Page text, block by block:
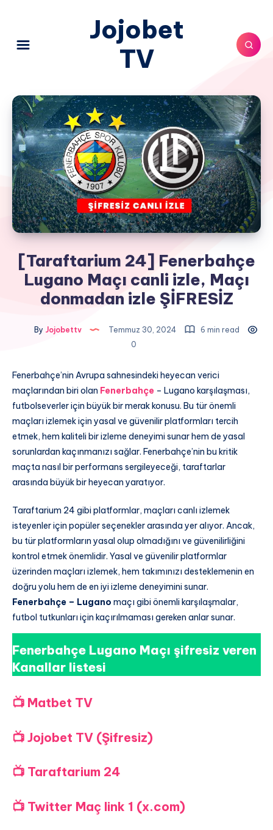
Jojobet
TV
[Taraftarium 24] Fenerbahçe
Lugano Maçı canli izle, Maçı
donmadan izle ŞİFRESİZ
By Jojobettv Temmuz 30, 2024
6 min read
0
Fenerbahçe’nin Avrupa sahnesindeki heyecan verici
maçlarından biri olan Fenerbahçe – Lugano karşılaşması,
futbolseverler için büyük bir merak konusu. Bu tür önemli
maçları izlemek için yasal ve güvenilir platformları tercih
etmek, hem kaliteli bir izleme deneyimi sunar hem de yasal
sorunlardan kaçınmanızı sağlar. Fenerbahçe’nin bu kritik
maçta nasıl bir performans sergileyeceği, taraftarlar
arasında büyük bir heyecan yaratıyor.
Taraftarium 24 gibi platformlar, maçları canlı izlemek
isteyenler için popüler seçenekler arasında yer alıyor. Ancak,
bu tür platformların yasal olup olmadığını ve güvenilirliğini
kontrol etmek önemlidir. Yasal ve güvenilir platformlar
üzerinden maçları izlemek, hem takımınızı desteklemenin en
doğru yolu hem de en iyi izleme deneyimini sunar.
Fenerbahçe – Lugano maçı gibi önemli karşılaşmalar,
futbol tutkunları için kaçırılmaması gereken anlar sunar.
Fenerbahçe Lugano Maçı şifresiz veren
Kanallar listesi
📺 Matbet TV
📺 Jojobet TV (Şifresiz)
📺 Taraftarium 24
📺 Twitter Maç link 1 (x.com)